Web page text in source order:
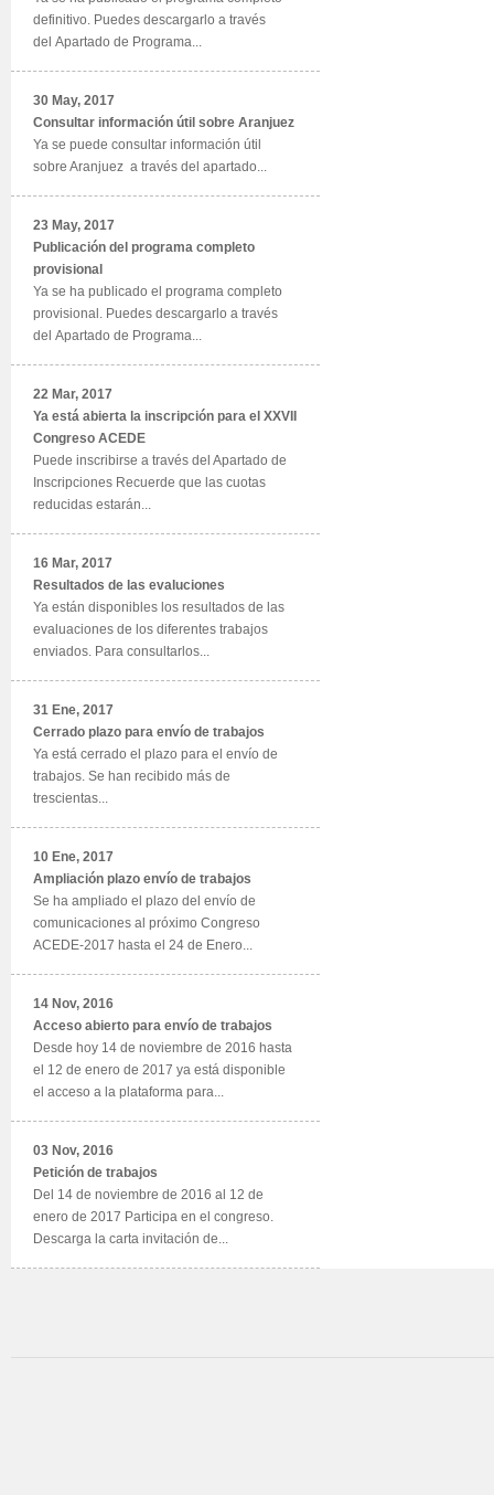
definitivo. Puedes descargarlo a través
del Apartado de Programa...
30 May, 2017
Consultar información útil sobre Aranjuez
Ya se puede consultar información útil
sobre Aranjuez a través del apartado...
23 May, 2017
Publicación del programa completo
provisional
Ya se ha publicado el programa completo
provisional. Puedes descargarlo a través
del Apartado de Programa...
22 Mar, 2017
Ya está abierta la inscripción para el XXVII
Congreso ACEDE
Puede inscribirse a través del Apartado de
Inscripciones Recuerde que las cuotas
reducidas estarán...
16 Mar, 2017
Resultados de las evaluciones
Ya están disponibles los resultados de las
evaluaciones de los diferentes trabajos
enviados. Para consultarlos...
31 Ene, 2017
Cerrado plazo para envío de trabajos
Ya está cerrado el plazo para el envío de
trabajos. Se han recibido más de
trescientas...
10 Ene, 2017
Ampliación plazo envío de trabajos
Se ha ampliado el plazo del envío de
comunicaciones al próximo Congreso
ACEDE-2017 hasta el 24 de Enero...
14 Nov, 2016
Acceso abierto para envío de trabajos
Desde hoy 14 de noviembre de 2016 hasta
el 12 de enero de 2017 ya está disponible
el acceso a la plataforma para...
03 Nov, 2016
Petición de trabajos
Del 14 de noviembre de 2016 al 12 de
enero de 2017 Participa en el congreso.
Descarga la carta invitación de...